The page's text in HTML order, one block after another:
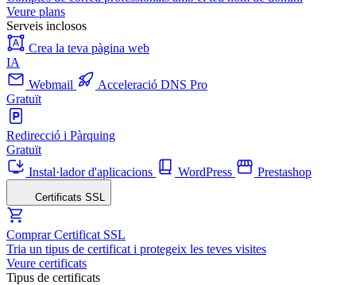
Veure plans
Serveis inclosos
Crea la teva pàgina web
IA
Webmail
Acceleració DNS Pro
Gratuït
Redirecció i Pàrquing
Gratuït
Instal·lador d'aplicacions
WordPress Prestashop
Certificats SSL
Comprar Certificat SSL
Tria un tipus de certificat i protegeix les teves visites
Veure certificats
Tipus de certificats